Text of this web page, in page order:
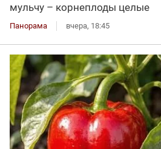
мульчу – корнеплоды целые
Панорама вчера, 18:45